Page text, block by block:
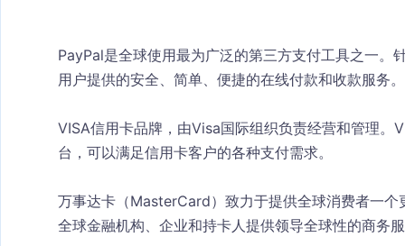
PayPal是全球使用最为广泛的第三方支付工具之一。
用户提供的安全、简单、便捷的在线付款和收款服务。
VISA信用卡品牌，由Visa国际组织负责经营和管理。
台，可以满足信用卡客户的各种支付需求。
万事达卡（MasterCard）致力于提供全球消费者一
全球金融机构、企业和持卡人提供领导全球性的商务